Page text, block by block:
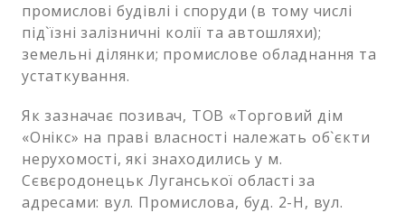
промислові будівлі і споруди (в тому числі
під`їзні залізничні колії та автошляхи);
земельні ділянки; промислове обладнання та
устаткування.
Як зазначає позивач, ТОВ «Торговий дім
«Онікс» на праві власності належать об`єкти
нерухомості, які знаходились у м.
Сєвєродонецьк Луганської області за
адресами: вул. Промислова, буд. 2-Н, вул.